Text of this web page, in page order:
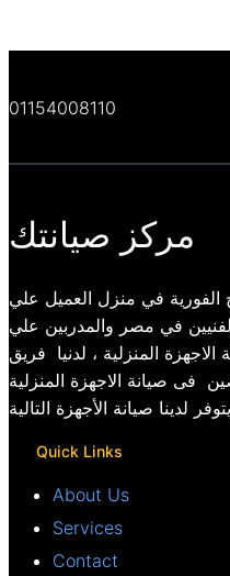
01154008110
مركز صيانتك
الفورية في منزل العميل علي
في مصر والمدربين علي
المنزلية ، لدنيا فريق
فى صيانة الاجهزة المنزلية
لدينا صيانة الأجهزة التالية
Quick Links
About Us
Services
Contact